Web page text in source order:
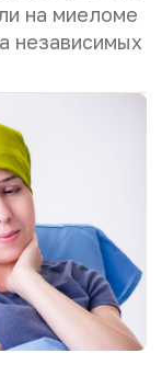
на миеломе
независимых